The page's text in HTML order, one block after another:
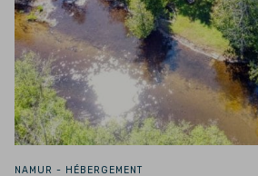
NAMUR - HÉBERGEMENT